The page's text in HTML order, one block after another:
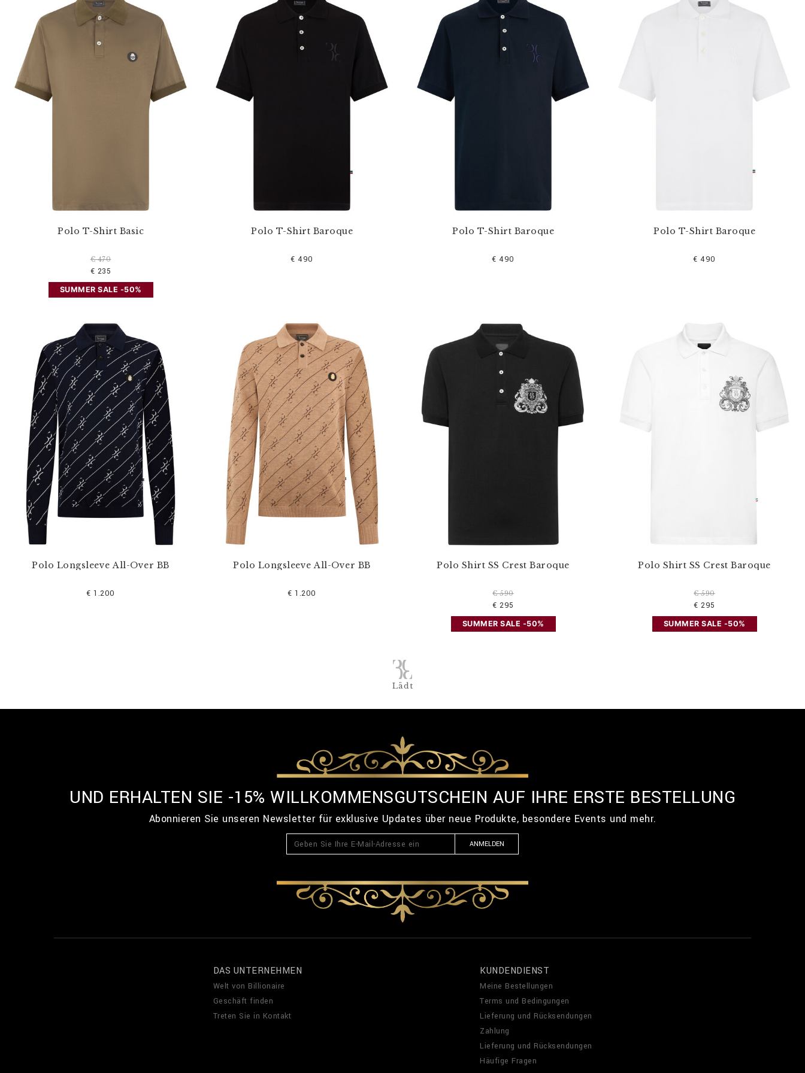
Polo T-Shirt Basic
€ 470
€ 235
SUMMER SALE -50%
Polo T-Shirt Baroque
€ 490
Polo T-Shirt Baroque
€ 490
Polo T-Shirt Baroque
€ 490
Polo Longsleeve All-Over BB
€ 1.200
Polo Longsleeve All-Over BB
€ 1.200
Polo Shirt SS Crest Baroque
€ 590
€ 295
SUMMER SALE -50%
Polo Shirt SS Crest Baroque
€ 590
€ 295
SUMMER SALE -50%
Lädt
UND ERHALTEN SIE -15% WILLKOMMENSGUTSCHEIN AUF IHRE ERSTE BESTELLUNG
Abonnieren Sie unseren Newsletter für exklusive Updates über neue Produkte, besondere Events und mehr.
ANMELDEN
DAS UNTERNEHMEN
Welt von Billionaire
Geschäft finden
Treten Sie in Kontakt
KUNDENDIENST
Meine Bestellungen
Terms und Bedingungen
Lieferung und Rücksendungen
Zahlung
Lieferung und Rücksendungen
Häufige Fragen